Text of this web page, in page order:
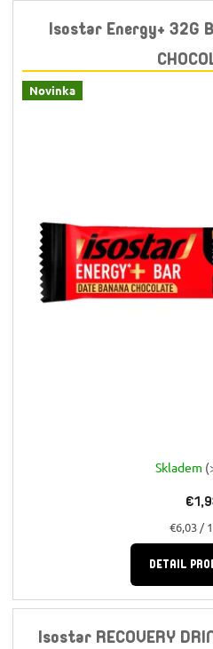
Isostar Energy+ 32G
Novinka
Skladem
cena:
€6,03 /
DETAIL
Isostar RECOVERY